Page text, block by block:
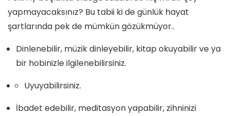
yapmayacaksınız? Bu tabii ki de günlük hayat
şartlarında pek de mümkün gözükmüyor..
Dinlenebilir, müzik dinleyebilir, kitap okuyabilir ve ya
bir hobinizle ilgilenebilirsiniz.
Uyuyabilirsiniz.
İbadet edebilir, meditasyon yapabilir, zihninizi